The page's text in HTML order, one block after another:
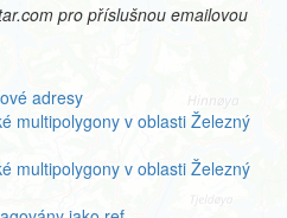
pro příslušnou emailovou
adresy
multipolygony v oblasti Železný
multipolygony v oblasti Železný